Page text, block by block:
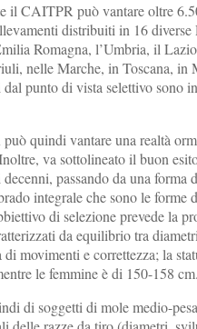
il CAITPR può vantare oltre
distribuiti in 16
Romagna, l’Umbria, il
nelle Marche, in Toscana,
punto di vista selettivo sono
quindi vantare una realtà
va sottolineato il buon
passando da una forma
integrale che sono le forme
di selezione prevede la
da equilibrio tra
di movimenti e correttezza; la
le femmine è di 150-158 cm.
di soggetti di mole medio-